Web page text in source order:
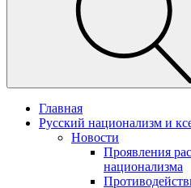
Главная
Русский национализм и
Новости
Проявления
национализма